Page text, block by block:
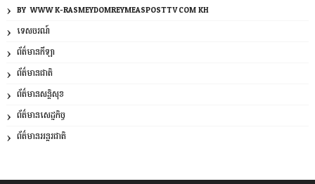
BY: WWW.K-RASMEYDOMREYMEASPOSTTV.COM.KH
ទេសចរណ៍
ព័ត៌មានកីឡា
ព័ត៌មានជាតិ
ព័ត៌មានសន្តិសុខ
ព័ត៌មានសេដ្ឋកិច្ច
ព័ត៌មានអន្តរជាតិ